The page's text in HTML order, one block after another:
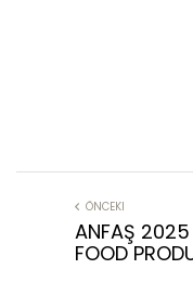
ÖNCEKI
ANFAŞ 2025
FOOD